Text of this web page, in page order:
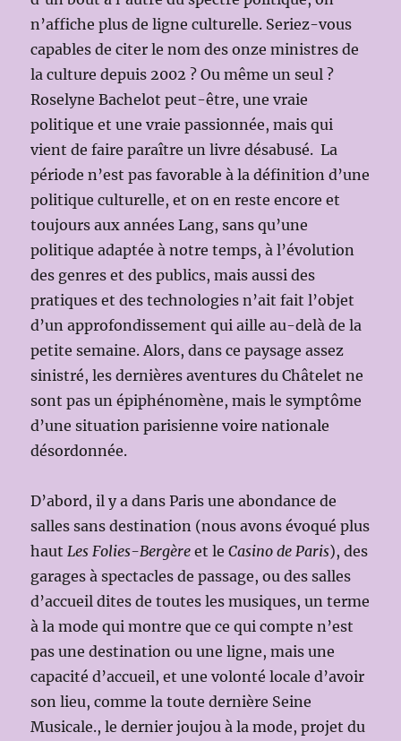
n’affiche plus de ligne culturelle. Seriez-vous
capables de citer le nom des onze ministres de
la culture depuis 2002 ? Ou même un seul ?
Roselyne Bachelot peut-être, une vraie
politique et une vraie passionnée, mais qui
vient de faire paraître un livre désabusé. La
période n’est pas favorable à la définition d’une
politique culturelle, et on en reste encore et
toujours aux années Lang, sans qu’une
politique adaptée à notre temps, à l’évolution
des genres et des publics, mais aussi des
pratiques et des technologies n’ait fait l’objet
d’un approfondissement qui aille au-delà de la
petite semaine. Alors, dans ce paysage assez
sinistré, les dernières aventures du Châtelet ne
sont pas un épiphénomène, mais le symptôme
d’une situation parisienne voire nationale
désordonnée.
D’abord, il y a dans Paris une abondance de
salles sans destination (nous avons évoqué plus
haut Les Folies-Bergère et leCasino de Paris), des
garages à spectacles de passage, ou des salles
d’accueil dites de toutes les musiques, un terme
à la mode qui montre que ce qui compte n’est
pas une destination ou une ligne, mais une
capacité d’accueil, et une volonté locale d’avoir
son lieu, comme la toute dernière Seine
Musicale., le dernier joujou à la mode, projet du